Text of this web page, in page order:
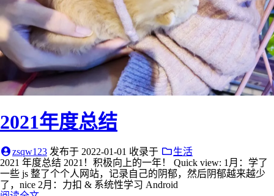
2021年度总结
zsqw123 发布于 2022-01-01 收录于
生活
2021 年度总结 2021！积极向上的一年！ Quick view: 1月：学了
一些 js 整了个个人网站，记录自己的阴郁，然后阴郁越来越少
了，nice 2月：力扣 & 系统性学习 Android